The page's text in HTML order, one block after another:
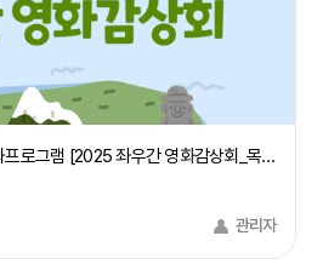
[원광대학교] HUSS 비교과프로그램 [2025 좌우간 영화감상회_목소리들]
관리자